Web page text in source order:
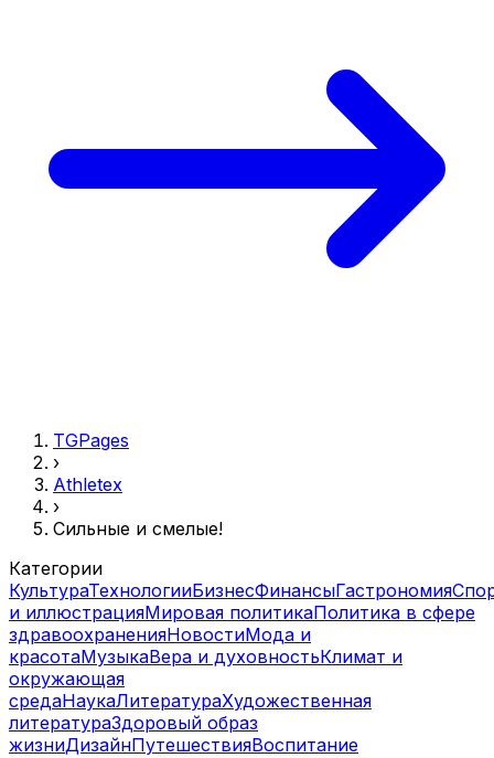
TGPages
›
Athletex
›
Сильные и смелые!
Категории
КультураТехнологииБизнесФинансыГастрономия
и иллюстрацияМировая политикаПолитика в сфере
здравоохраненияНовостиМода и
красотаМузыкаВера и духовностьКлимат и
окружающая
средаНаукаЛитератураХудожественная
литератураЗдоровый образ
жизниДизайнПутешествияВоспитание